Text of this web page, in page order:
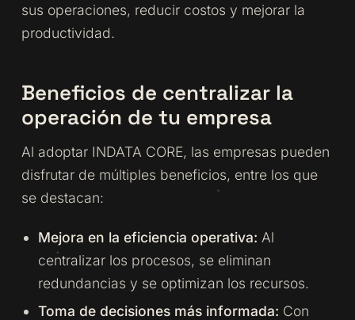
sus operaciones, reducir costos y mejorar la
productividad.
Beneficios de centralizar la
operación de tu empresa
Al adoptar INDATA CORE, las empresas pueden
disfrutar de múltiples beneficios, entre los que
se destacan:
Mejora en la eficiencia operativa: Al
centralizar los procesos, se eliminan
redundancias y se optimizan los recursos.
Toma de decisiones más informada: Con